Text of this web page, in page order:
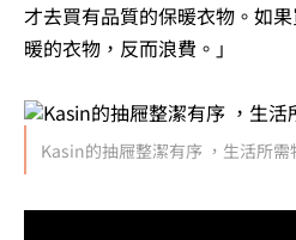
才去買有品質的保暖衣物。如
暖的衣物，反而浪費。」
Kasin的抽屜整潔有序 ，生活所